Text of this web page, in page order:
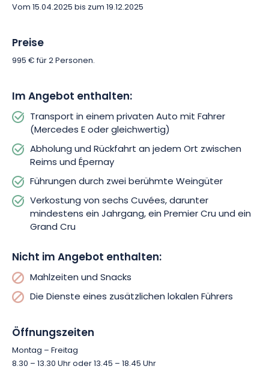
Vom 15.04.2025 bis zum 19.12.2025
Preise
995 € für 2 Personen.
Im Angebot enthalten:
Transport in einem privaten Auto mit Fahrer
(Mercedes E oder gleichwertig)
Abholung und Rückfahrt an jedem Ort zwischen
Reims und Épernay
Führungen durch zwei berühmte Weingüter
Verkostung von sechs Cuvées, darunter
mindestens ein Jahrgang, ein Premier Cru und ein
Grand Cru
Nicht im Angebot enthalten:
Mahlzeiten und Snacks
Die Dienste eines zusätzlichen lokalen Führers
Öffnungszeiten
Montag – Freitag
8.30 – 13.30 Uhr oder 13.45 – 18.45 Uhr